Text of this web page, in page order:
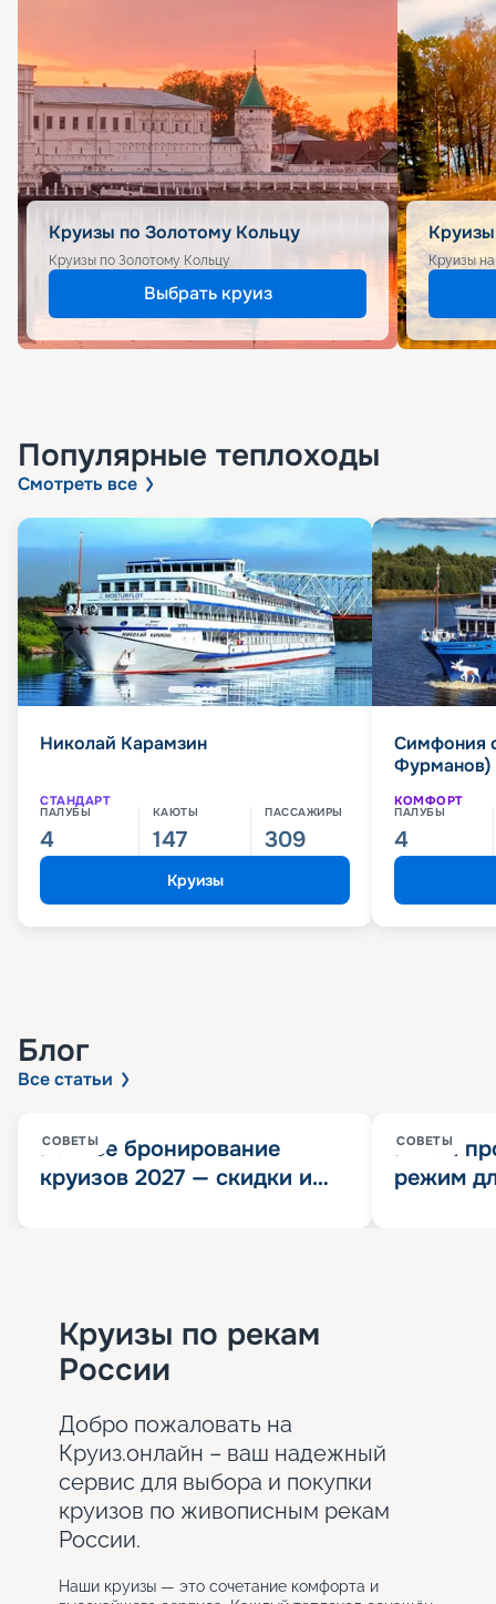
Круизы по Золотому Кольцу
Круизы по Золотому Кольцу
Выбрать круиз
Круизы
Популярные теплоходы
Смотреть все
Николай Карамзин
СТАНДАРТ
ПАЛУБЫ
4
КАЮТЫ
147
ПАССАЖИРЫ
309
Круизы
Симфония
Фурманов)
КОМФОРТ
ПАЛУБЫ
4
Блог
Все статьи
СОВЕТЫ
Раннее бронирование
круизов 2027 — скидки и
СОВЕТЫ
Китай
режим
Круизы по рекам
России
Добро пожаловать на
Круиз.онлайн – ваш надежный
сервис для выбора и покупки
круизов по живописным рекам
России.
Наши круизы — это сочетание комфорта и